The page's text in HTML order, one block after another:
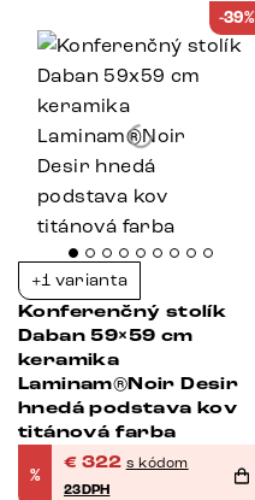
-39%
+1 varianta
Konferenčný stolík
Daban 59×59 cm
keramika
Laminam®Noir Desir
hnedá podstava kov
titánová farba
%
€ 322 s kódom
23DPH